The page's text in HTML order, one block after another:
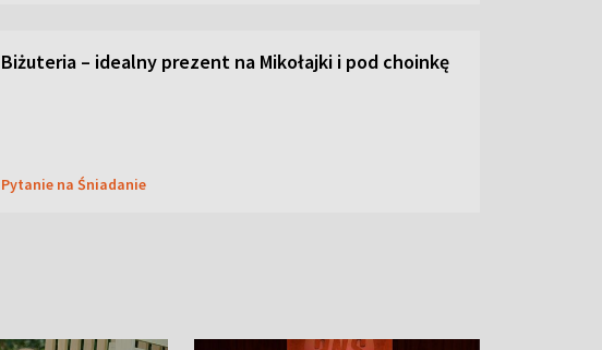
Biżuteria – idealny prezent na Mikołajki i pod choinkę
Pytanie na Śniadanie